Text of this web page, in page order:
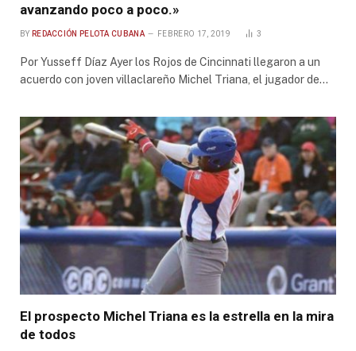
avanzando poco a poco.»
BY REDACCIÓN PELOTA CUBANA FEBRERO 17, 2019 3
Por Yusseff Díaz Ayer los Rojos de Cincinnati llegaron a un
acuerdo con joven villaclareño Michel Triana, el jugador de…
El prospecto Michel Triana es la estrella en la mira
de todos